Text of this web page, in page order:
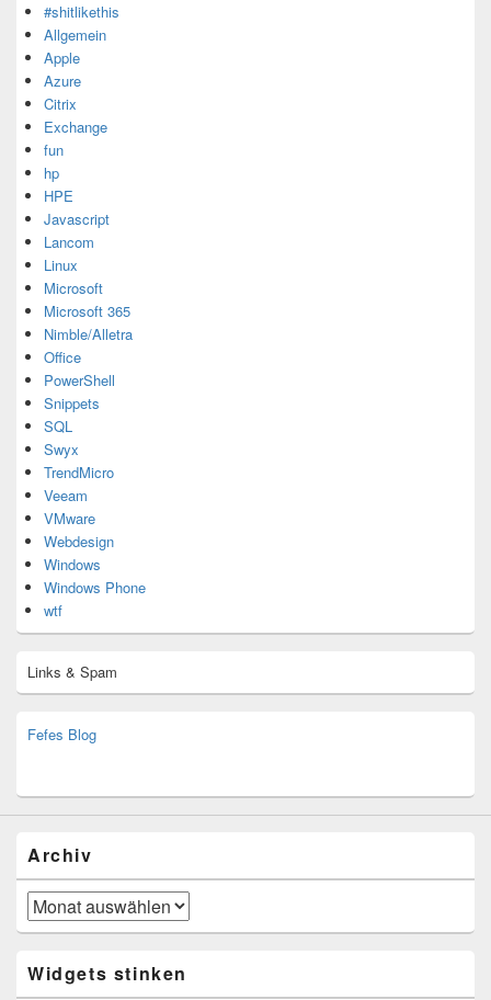
#shitlikethis
Allgemein
Apple
Azure
Citrix
Exchange
fun
hp
HPE
Javascript
Lancom
Linux
Microsoft
Microsoft 365
Nimble/Alletra
Office
PowerShell
Snippets
SQL
Swyx
TrendMicro
Veeam
VMware
Webdesign
Windows
Windows Phone
wtf
Links & Spam
Fefes Blog
Archiv
Archiv
Widgets stinken